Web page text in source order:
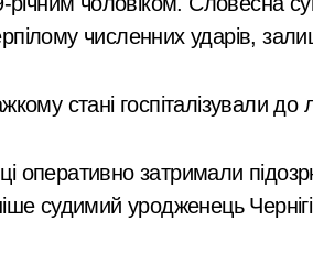
Прощальний «джекпот» на 83
У Київській області 6 серпня
«Зловмисна схема в Києві: корупція
«Метро не зможе вмістити всіх»:
Розвиток резервного
Смертельний обстріл станції на
численних ударів,
стані госпіталізували до
оперативно затримали
судимий уродженець